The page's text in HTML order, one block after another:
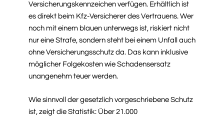
Versicherungskennzeichen verfügen. Erhältlich ist
es direkt beim Kfz-Versicherer des Vertrauens. Wer
noch mit einem blauen unterwegs ist, riskiert nicht
nur eine Strafe, sondern steht bei einem Unfall auch
ohne Versicherungsschutz da. Das kann inklusive
möglicher Folgekosten wie Schadensersatz
unangenehm teuer werden.
Wie sinnvoll der gesetzlich vorgeschriebene Schutz
ist, zeigt die Statistik: Über 21.000